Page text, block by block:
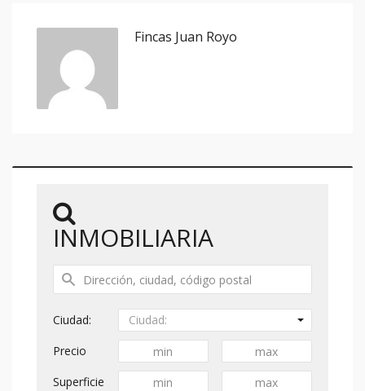
Fincas Juan Royo
INMOBILIARIA
Ciudad:
Ciudad:
Precio
Superficie